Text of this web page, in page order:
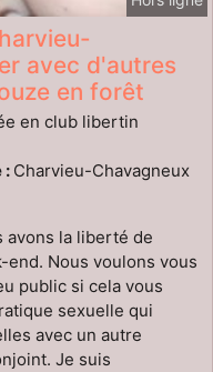
avec d'autres
en forêt
en club libertin
: Charvieu-Chavagneux
avons la liberté de
Nous voulons vous
public si cela vous
sexuelle qui
avec un autre
Je suis